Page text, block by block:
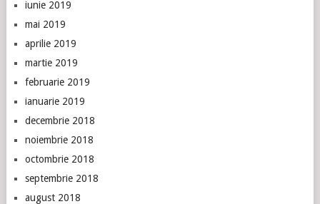
iunie 2019
mai 2019
aprilie 2019
martie 2019
februarie 2019
ianuarie 2019
decembrie 2018
noiembrie 2018
octombrie 2018
septembrie 2018
august 2018